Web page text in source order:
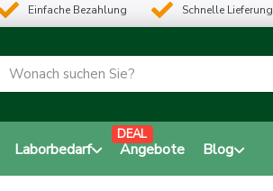
Einfache Bezahlung Schnelle Lieferung
Laborbedarf Angebote
DEAL
Blog